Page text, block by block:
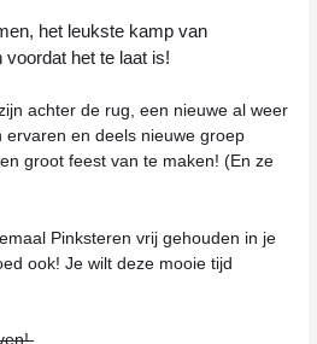
het leukste kamp van
voordat het te laat is!
achter de rug, een nieuwe al weer
ervaren en deels nieuwe groep
groot feest van te maken! (En ze
Pinksteren vrij gehouden in je
ook! Je wilt deze mooie tijd